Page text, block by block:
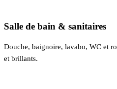
Salle de bain & sanitaires
Douche, baignoire, lavabo, WC et
et brillants.